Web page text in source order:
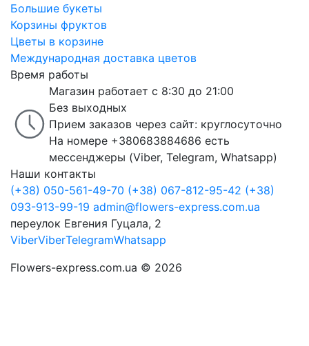
Большие букеты
Корзины фруктов
Цветы в корзине
Международная доставка цветов
Время работы
Магазин работает с 8:30 до 21:00
Без выходных
Прием заказов через сайт: круглосуточно
На номере +380683884686 есть
мессенджеры (Viber, Telegram, Whatsapp)
Наши контакты
(+38) 050-561-49-70 (+38) 067-812-95-42 (+38)
093-913-99-19 admin@flowers-express.com.ua
переулок Евгения Гуцала, 2
ViberViberTelegramWhatsapp
Flowers-express.com.ua © 2026